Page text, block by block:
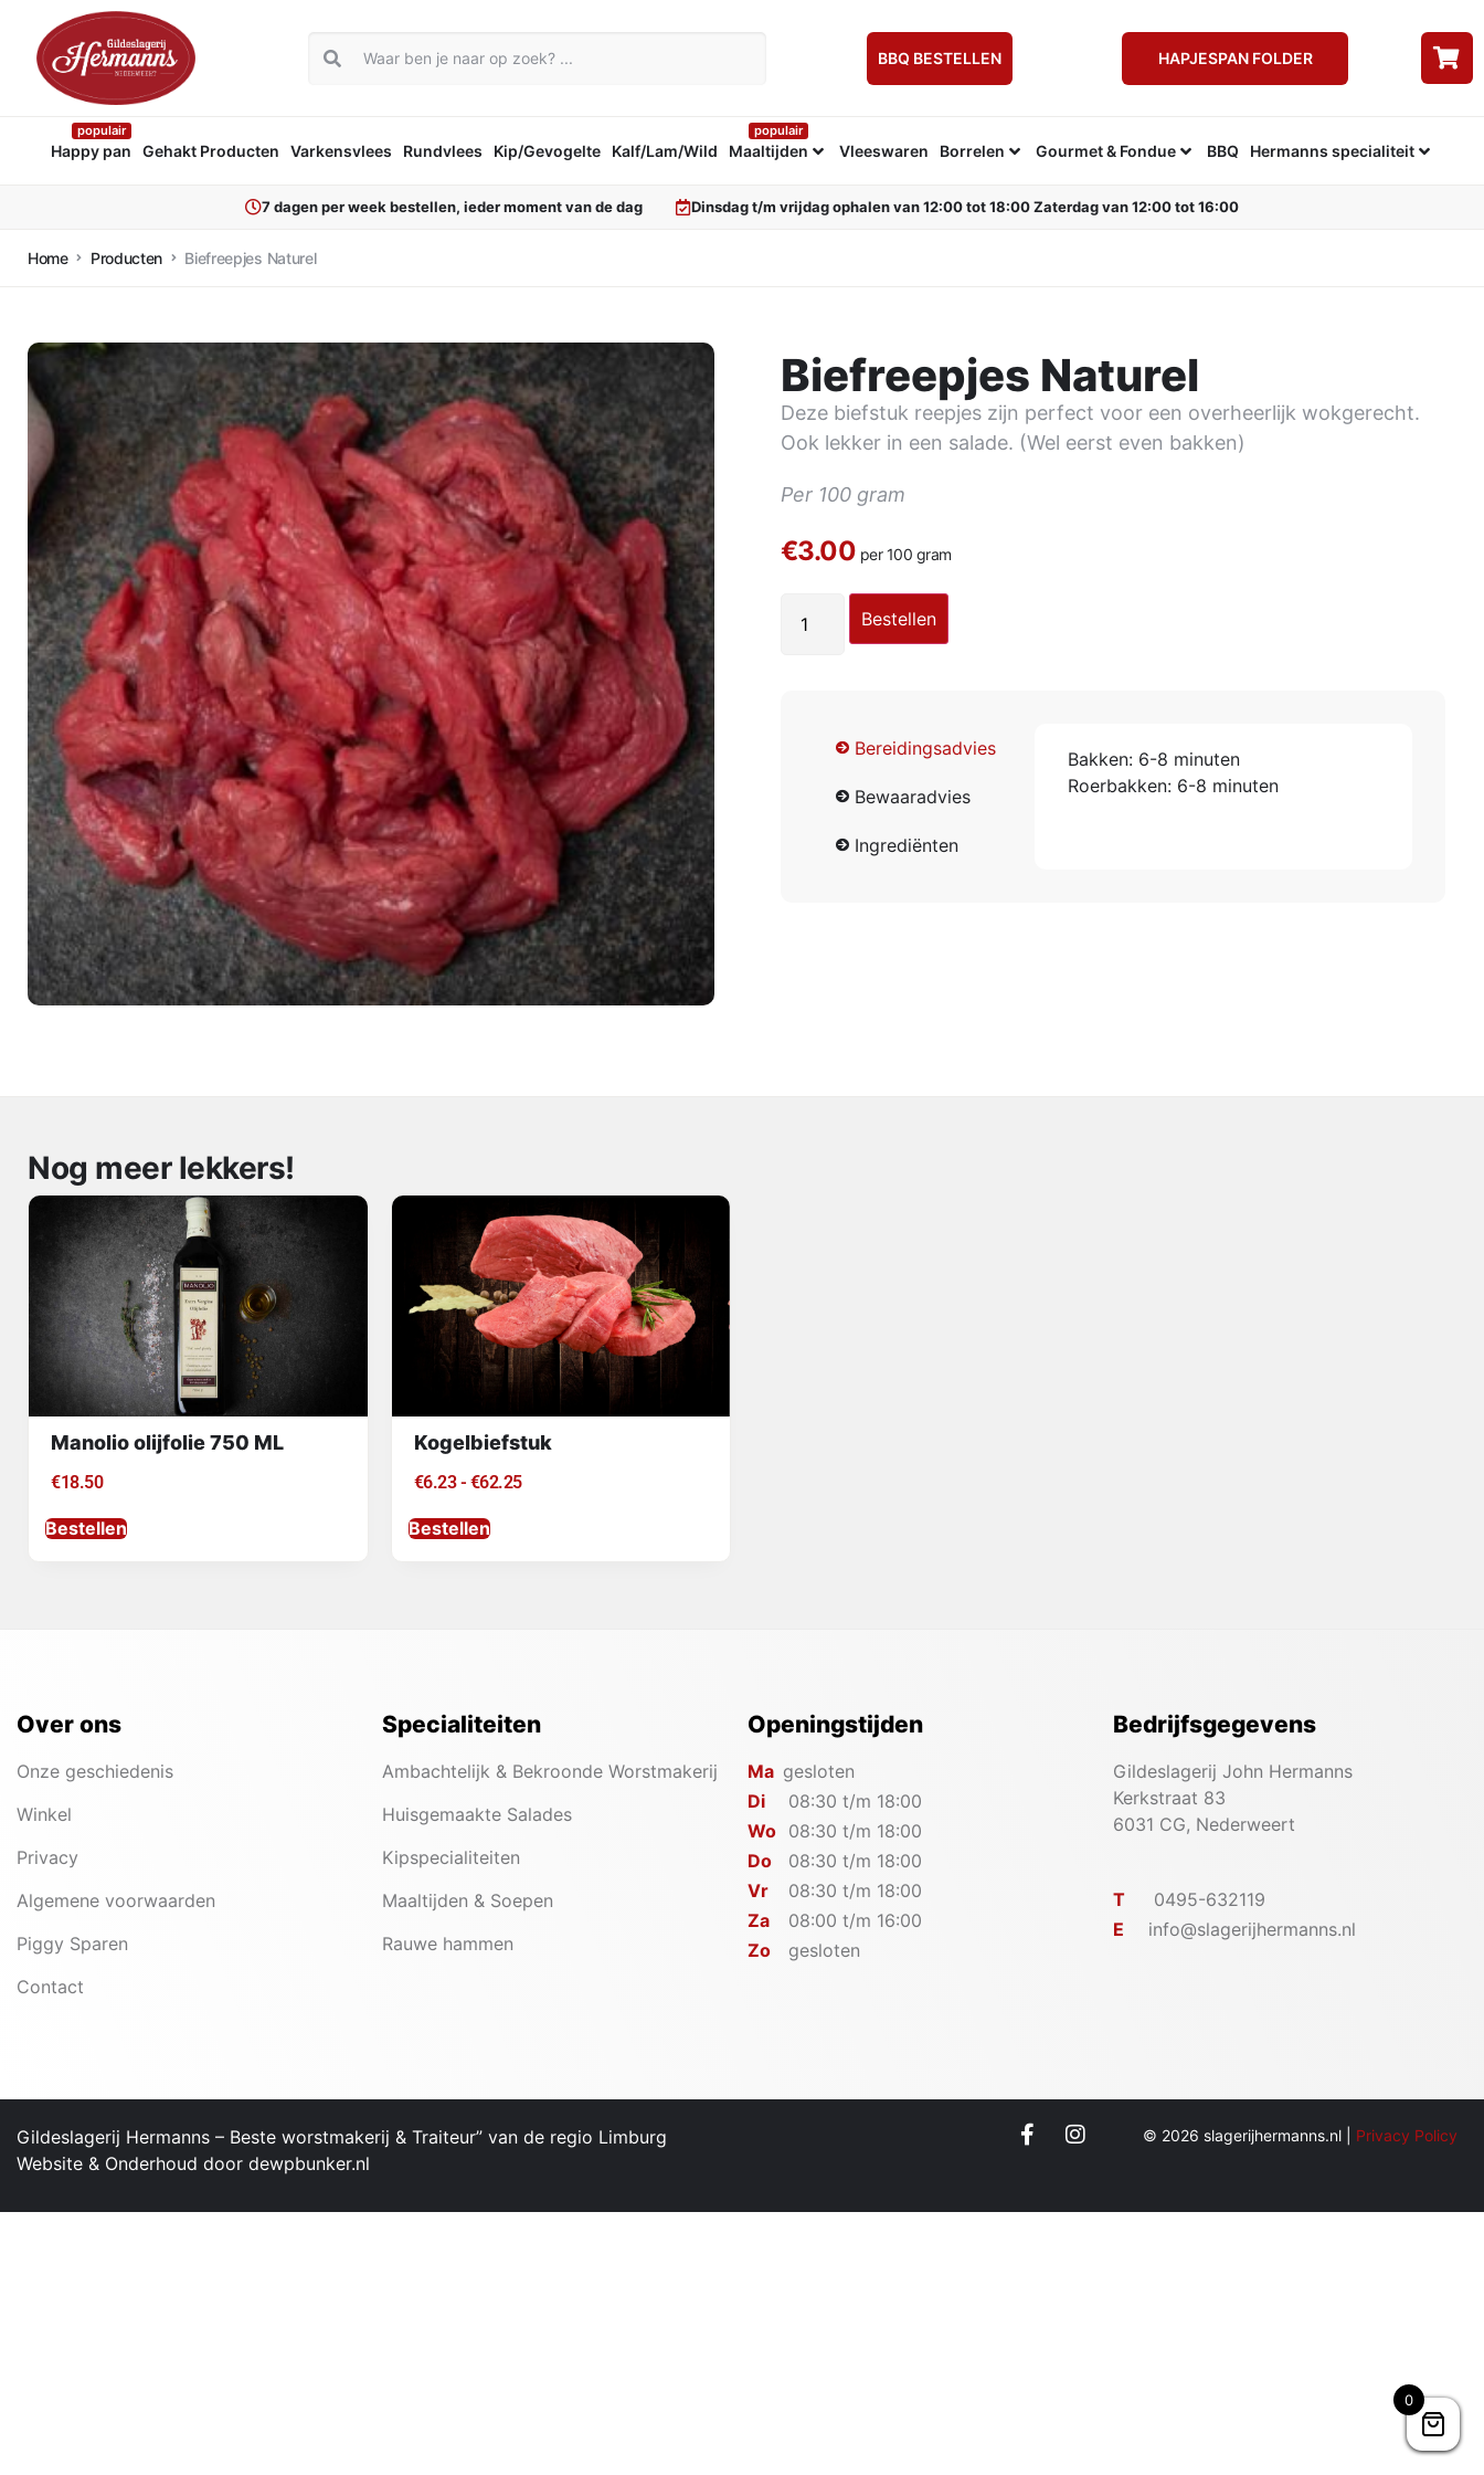
BBQ BESTELLEN HAPJESPAN FOLDER
Happy pan
populair
Gehakt Producten Varkensvlees Rundvlees Kip/Gevogelte Kalf/Lam/Wild Maaltijden
populair
Vleeswaren Borrelen Gourmet & Fondue BBQ Hermanns specialiteit
7 dagen per week bestellen, ieder moment van de dag Dinsdag t/m vrijdag ophalen van 12:00 tot 18:00 Zaterdag van 12:00 tot 16:00
Home Producten Biefreepjes Naturel
Biefreepjes Naturel
Deze biefstuk reepjes zijn perfect voor een overheerlijk wokgerecht.
Ook lekker in een salade. (Wel eerst even bakken)
Per 100 gram
€3.00 per 100 gram
Bestellen
Bereidingsadvies
Bewaaradvies
Ingrediënten
Bakken: 6-8 minuten
Roerbakken: 6-8 minuten
Nog meer lekkers!
Manolio olijfolie 750 ML
€18.50
Bestellen
Kogelbiefstuk
€6.23 - €62.25
Bestellen
Over ons
Onze geschiedenis
Winkel
Privacy
Algemene voorwaarden
Piggy Sparen
Contact
Specialiteiten
Ambachtelijk & Bekroonde Worstmakerij
Huisgemaakte Salades
Kipspecialiteiten
Maaltijden & Soepen
Rauwe hammen
Openingstijden
Ma gesloten
Di
08:30 t/m 18:00
Wo 08:30 t/m 18:00
Do
08:30 t/m 18:00
Vr
08:30 t/m 18:00
Za
08:00 t/m 16:00
Zo
gesloten
Bedrijfsgegevens
Gildeslagerij John Hermanns
Kerkstraat 83
6031 CG, Nederweert
T
0495-632119
E
info@slagerijhermanns.nl
Gildeslagerij Hermanns – ​Beste worstmakerij & Traiteur” van de regio Limburg
Website & Onderhoud door dewpbunker.nl
© 2026 slagerijhermanns.nl | Privacy Policy
0